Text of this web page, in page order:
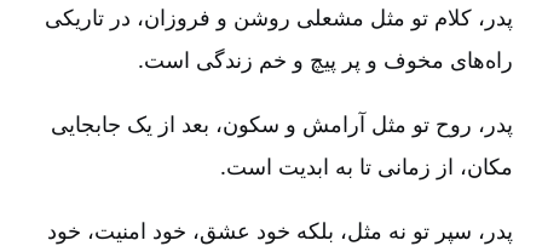
پدر، کلام تو مثل مشعلی روشن و فروزان، در تاریکی
راه‌های مخوف و پر پیچ و خم زندگی است.
پدر، روح تو مثل آرامش و سکون، بعد از یک جابجایی
مکان، از زمانی تا به ابدیت است.
پدر، سپر تو نه مثل، بلکه خود عشق، خود امنیت، خود